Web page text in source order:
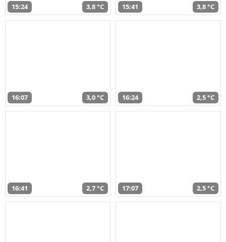
15:24 3,8 °C 15:41 3,8 °C
16:07 3,0 °C 16:24 2,5 °C
16:41 2,7 °C 17:07 2,5 °C